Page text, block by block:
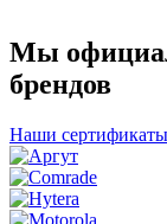
Мы
брендов
Наши сертификаты